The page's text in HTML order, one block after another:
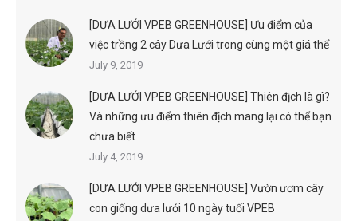
[DƯA LƯỚI VPEB GREENHOUSE] Ưu điểm của
việc trồng 2 cây Dưa Lưới trong cùng một giá thể
July 9, 2019
[DƯA LƯỚI VPEB GREENHOUSE] Thiên địch là gì?
Và những ưu điểm thiên địch mang lại có thể bạn
chưa biết
July 4, 2019
[DƯA LƯỚI VPEB GREENHOUSE] Vườn ươm cây
con giống dưa lưới 10 ngày tuổi VPEB